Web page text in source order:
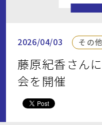
2026/04/03 その
藤原紀香さん
会を開催